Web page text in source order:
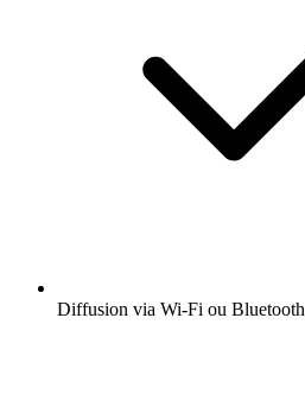
Diffusion via Wi-Fi ou Bluetooth